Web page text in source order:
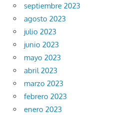
septiembre 2023
agosto 2023
julio 2023
junio 2023
mayo 2023
abril 2023
marzo 2023
febrero 2023
enero 2023